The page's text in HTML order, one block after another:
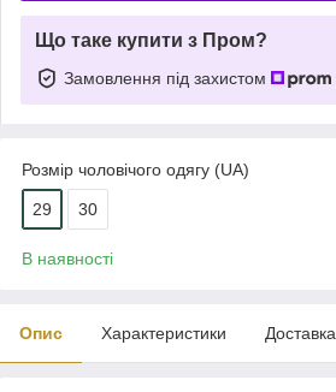
Що таке купити з Пром?
Замовлення під захистом
Розмір чоловічого одягу (UA)
29 30
В наявності
Опис Характеристики Доставка